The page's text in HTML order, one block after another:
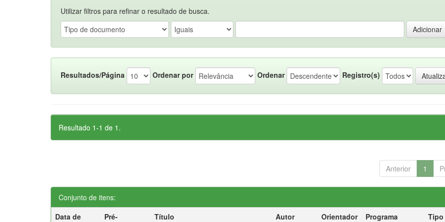
Utilizar filtros para refinar o resultado de busca.
Resultados/Página Ordenar por Ordenar Registro(s)
Resultado 1-1 de 1.
Anterior 1
Conjunto de itens:
Data de
Pré-
Título Autor Orientador Programa
Tipo